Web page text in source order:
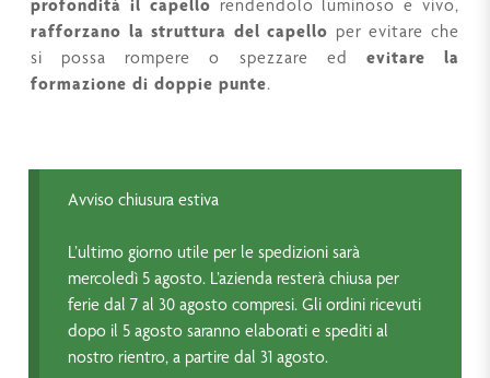
profondità il capello rendendolo luminoso e vivo,
rafforzano la struttura del capello per evitare che
si possa rompere o spezzare ed evitare la
formazione di doppie punte.
Avviso chiusura estiva
L’ultimo giorno utile per le spedizioni sarà
mercoledì 5 agosto. L’azienda resterà chiusa per
ferie dal 7 al 30 agosto compresi. Gli ordini ricevuti
dopo il 5 agosto saranno elaborati e spediti al
nostro rientro, a partire dal 31 agosto.